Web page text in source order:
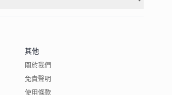
其他
關於我們
免責聲明
使用條款